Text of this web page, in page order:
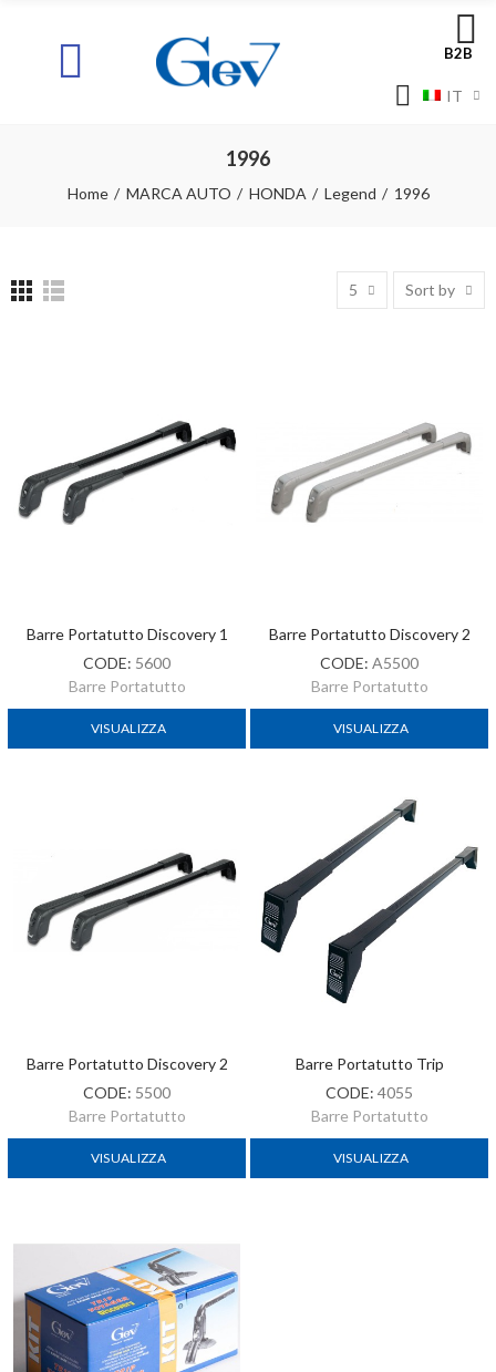
B2B
IT
1996
Home MARCA AUTO HONDA Legend 1996
5 Sort by
Barre Portatutto Discovery 1
CODE: 5600
Barre Portatutto
VISUALIZZA
Barre Portatutto Discovery 2
CODE: A5500
Barre Portatutto
VISUALIZZA
Barre Portatutto Discovery 2
CODE: 5500
Barre Portatutto
VISUALIZZA
Barre Portatutto Trip
CODE: 4055
Barre Portatutto
VISUALIZZA